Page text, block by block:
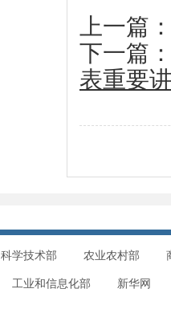
上一篇
下一篇
表重要
科学技术部 农业农村部
工业和信息化部 新华网